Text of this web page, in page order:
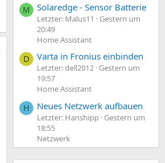
M Solaredge - Sensor Batterie
Letzter: Malus11
Gestern um
20:49
Home Assistant
D Varta in Fronius einbinden
Letzter: dell2012 Gestern um
19:57
Home Assistant
H Neues Netzwerk aufbauen
Letzter: Hanshipp Gestern um
18:55
Netzwerk